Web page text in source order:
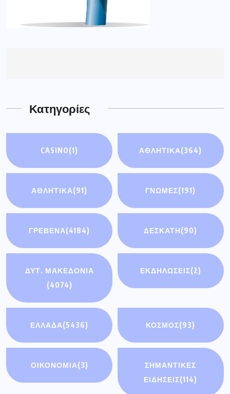
Κατηγορίες
CASINO(1) ΑΘΛΗΤΙΚΑ(364)
ΑΘΛΗΤΙΚΆ(91) ΓΝΩΜΕΣ(191)
ΓΡΕΒΕΝΑ(4184) ΔΕΣΚΑΤΗ(90)
ΔΥΤ. ΜΑΚΕΔΟΝΙΑ
(4074)
ΕΚΔΗΛΩΣΕΙΣ(2)
ΕΛΛΑΔΑ(5436) ΚΟΣΜΟΣ(93)
ΟΙΚΟΝΟΜΊΑ(3)
ΣΗΜΑΝΤΙΚΈΣ
ΕΙΔΉΣΕΙΣ(114)